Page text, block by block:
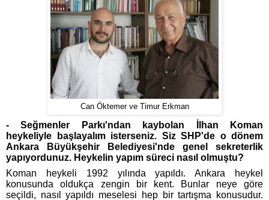
Can Öktemer ve Timur Erkman
- Seğmenler Parkı'ndan kaybolan İlhan Koman
heykeliyle başlayalım isterseniz. Siz SHP'de o dönem
Ankara Büyükşehir Belediyesi'nde genel sekreterlik
yapıyordunuz. Heykelin yapım süreci nasıl olmuştu?
Koman heykeli 1992 yılında yapıldı. Ankara heykel
konusunda oldukça zengin bir kent. Bunlar neye göre
seçildi, nasıl yapıldı meselesi hep bir tartışma konusudur.